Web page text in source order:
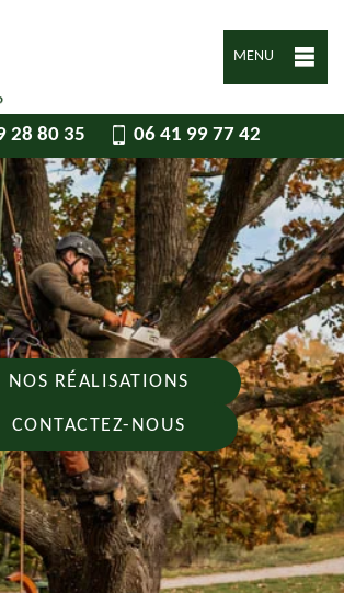
MENU
28 80 35 06 41 99 77 42
NOS RÉALISATIONS
CONTACTEZ-NOUS